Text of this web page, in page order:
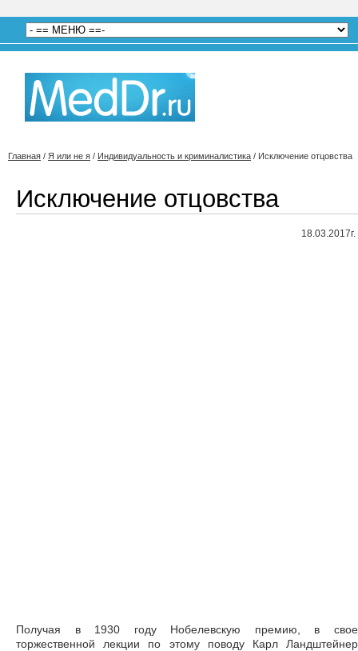
Главная / Я или не я / Индивидуальность и криминалистика / Исключение отцовства
Исключение отцовства
18.03.2017г.
Получая в 1930 году Нобелевскую премию, в свое
торжественной лекции по этому поводу Карл Ландштейнер